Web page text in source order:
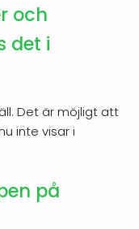
och
det i
Det är möjligt att
inte visar i
på